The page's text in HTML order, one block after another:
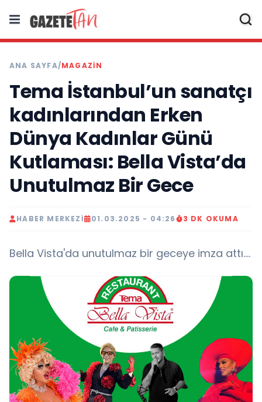
ANA SAYFA/MAGAZİN
Tema İstanbul’un sanatçı
kadınlarından Erken
Dünya Kadınlar Günü
Kutlaması: Bella Vista’da
Unutulmaz Bir Gece
HABER MERKEZI 01.03.2025 - 04:26 3 DK OKUMA
Bella Vista'da unutulmaz bir geceye imza attı....